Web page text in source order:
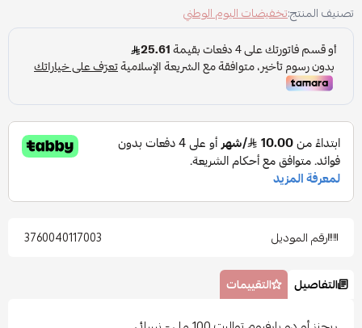
تصنيف المنتج:تخفيضات اليوم الوطني
رقم الموديل 3760040117003
التفاصيل التقييمات